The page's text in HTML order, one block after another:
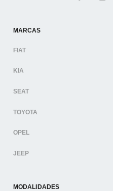
MARCAS
FIAT
KIA
SEAT
TOYOTA
OPEL
JEEP
MODALIDADES